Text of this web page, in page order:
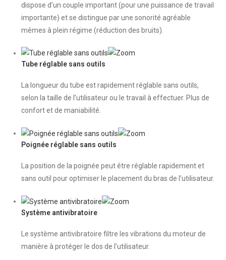
dispose d’un couple important (pour une puissance de travail
importante) et se distingue par une sonorité agréable
mêmes à plein régime (réduction des bruits).
Tube réglable sans outils
La longueur du tube est rapidement réglable sans outils,
selon la taille de l’utilisateur ou le travail à effectuer. Plus de
confort et de maniabilité.
Poignée réglable sans outils
La position de la poignée peut être réglable rapidement et
sans outil pour optimiser le placement du bras de l’utilisateur.
Système antivibratoire
Le système antivibratoire filtre les vibrations du moteur de
manière à protéger le dos de l’utilisateur.